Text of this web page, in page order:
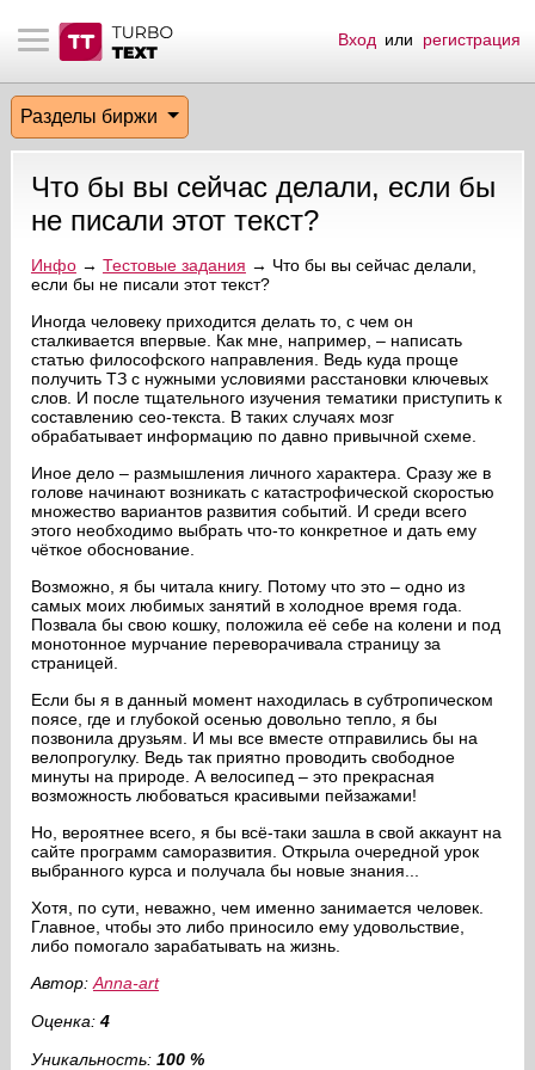
материалы
биржи
эфир
на сайте
пользователей
сообщения
по форуму
Вход или регистрация
Разделы биржи
Что бы вы сейчас делали, если бы
не писали этот текст?
Инфо→ Тестовые задания → Что бы вы сейчас делали,
если бы не писали этот текст?
Иногда человеку приходится делать то, с чем он
сталкивается впервые. Как мне, например, – написать
статью философского направления. Ведь куда проще
получить ТЗ с нужными условиями расстановки ключевых
слов. И после тщательного изучения тематики приступить к
составлению сео-текста. В таких случаях мозг
обрабатывает информацию по давно привычной схеме.
Иное дело – размышления личного характера. Сразу же в
голове начинают возникать с катастрофической скоростью
множество вариантов развития событий. И среди всего
этого необходимо выбрать что-то конкретное и дать ему
чёткое обоснование.
Возможно, я бы читала книгу. Потому что это – одно из
самых моих любимых занятий в холодное время года.
Позвала бы свою кошку, положила её себе на колени и под
монотонное мурчание переворачивала страницу за
страницей.
Если бы я в данный момент находилась в субтропическом
поясе, где и глубокой осенью довольно тепло, я бы
позвонила друзьям. И мы все вместе отправились бы на
велопрогулку. Ведь так приятно проводить свободное
минуты на природе. А велосипед – это прекрасная
возможность любоваться красивыми пейзажами!
Но, вероятнее всего, я бы всё-таки зашла в свой аккаунт на
сайте программ саморазвития. Открыла очередной урок
выбранного курса и получала бы новые знания...
Хотя, по сути, неважно, чем именно занимается человек.
Главное, чтобы это либо приносило ему удовольствие,
либо помогало зарабатывать на жизнь.
Автор: Anna-art
Оценка: 4
Уникальность: 100 %